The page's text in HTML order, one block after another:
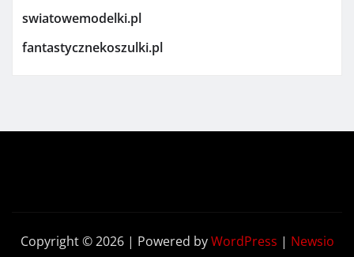
swiatowemodelki.pl
fantastycznekoszulki.pl
Copyright © 2026 | Powered byWordPress | Newsio